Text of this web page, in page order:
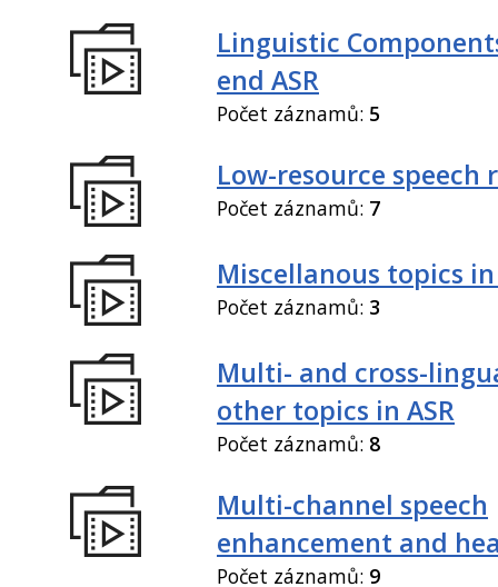
Linguistic
end ASR
Počet záznamů: 5
Low-resource speech
Počet záznamů: 7
Miscellanous topics in
Počet záznamů: 3
Multi- and cross-
other topics in ASR
Počet záznamů: 8
Multi-channel speech
enhancement and
Počet záznamů: 9